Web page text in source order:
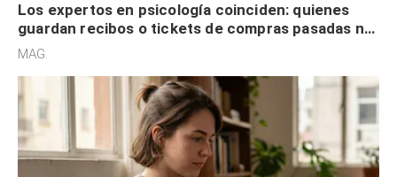
Los expertos en psicología coinciden: quienes
guardan recibos o tickets de compras pasadas no
son acumuladores, sino que tienen necesidad de
MAG.